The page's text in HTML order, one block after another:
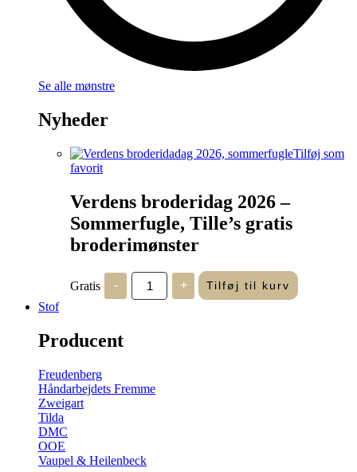
Se alle mønstre
Nyheder
Tilføj som
favorit
Verdens broderidag 2026 –
Sommerfugle, Tille’s gratis
broderimønster
Gratis -
Verdens
broderidag
2026
+ Tilføj til kurv
Stof
Producent
Freudenberg
Håndarbejdets Fremme
Zweigart
Tilda
DMC
OOE
Vaupel & Heilenbeck